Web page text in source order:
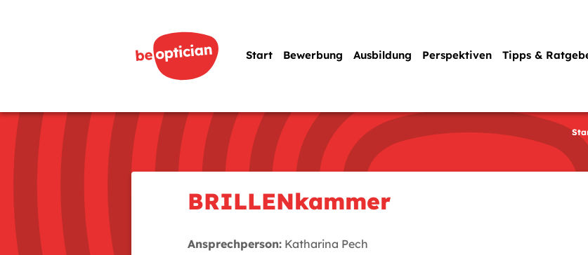
Start Bewerbung Ausbildung Perspektiven Tipps &
BRILLENkammer
Ansprechperson: Katharina Pech